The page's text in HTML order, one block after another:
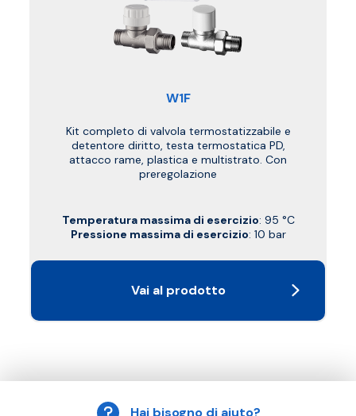
W1F
Kit completo di valvola termostatizzabile e
detentore diritto, testa termostatica PD,
attacco rame, plastica e multistrato. Con
preregolazione
Temperatura massima di esercizio: 95 °C
Pressione massima di esercizio: 10 bar
Vai al prodotto